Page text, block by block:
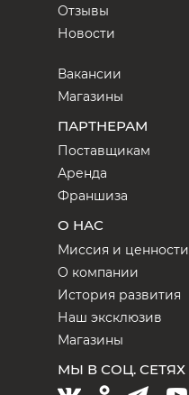
Отзывы
Новости
Вакансии
Магазины
ПАРТНЕРАМ
Поставщикам
Аренда
Франшиза
О НАС
Миссия и ценности
О компании
История развития
Наш эксклюзив
Магазины
МЫ В СОЦ. СЕТЯХ